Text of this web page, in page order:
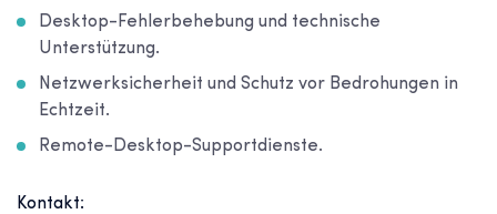
Desktop-Fehlerbehebung und technische
Unterstützung.
Netzwerksicherheit und Schutz vor Bedrohungen in
Echtzeit.
Remote-Desktop-Supportdienste.
Kontakt: